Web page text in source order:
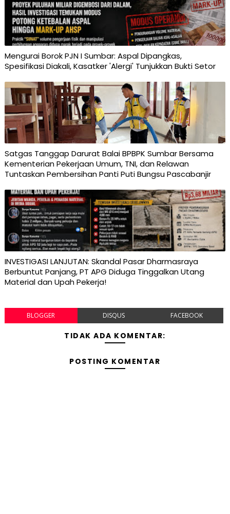
Mengurai Borok PJN I Sumbar: Aspal Dipangkas,
Spesifikasi Diakali, Kasatker 'Alergi' Tunjukkan Bukti Setor
Satgas Tanggap Darurat Balai BPBPK Sumbar Bersama
Kementerian Pekerjaan Umum, TNI, dan Relawan
Tuntaskan Pembersihan Panti Puti Bungsu Pascabanjir
INVESTIGASI LANJUTAN: Skandal Pasar Dharmasraya
Berbuntut Panjang, PT APG Diduga Tinggalkan Utang
Material dan Upah Pekerja! ​
BLOGGER DISQUS FACEBOOK
TIDAK ADA KOMENTAR:
POSTING KOMENTAR